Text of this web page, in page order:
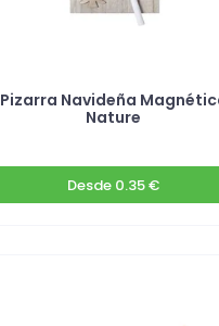
Pizarra Navideña
Nature
Desde 0.35 €